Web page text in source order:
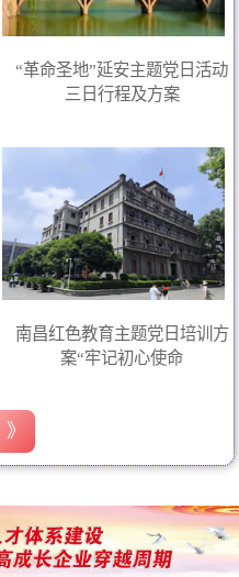
“革命圣地”延安主题党日活动
三日行程及方案
南昌红色教育主题党日培训方
案“牢记初心使命